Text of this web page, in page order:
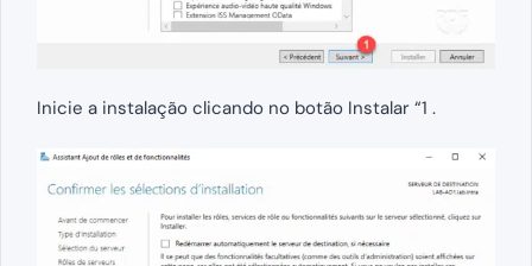
Inicie a instalação clicando no botão Instalar “1 .